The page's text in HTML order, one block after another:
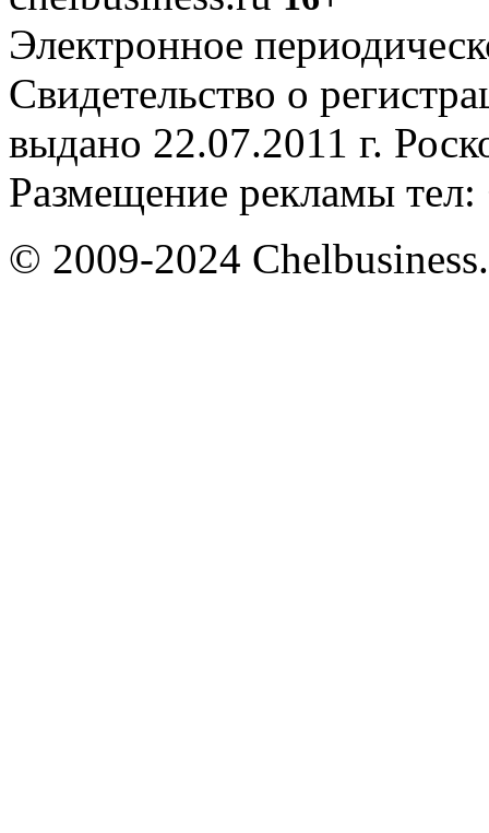
Электронное
Свидетельство о
выдано 22.07.2011 г.
Размещение рекламы
© 2009-2024